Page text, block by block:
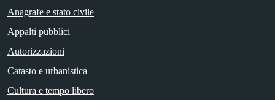
Anagrafe e stato civile
Appalti pubblici
Autorizzazioni
Catasto e urbanistica
Cultura e tempo libero